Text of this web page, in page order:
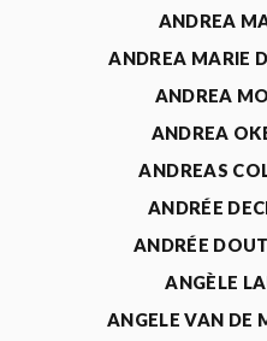
ANDREA
ANDREA MARIE
ANDREA
ANDREA
ANDREAS
ANDRÉE
ANDRÉE
ANGÈLE
ANGELE VAN DE